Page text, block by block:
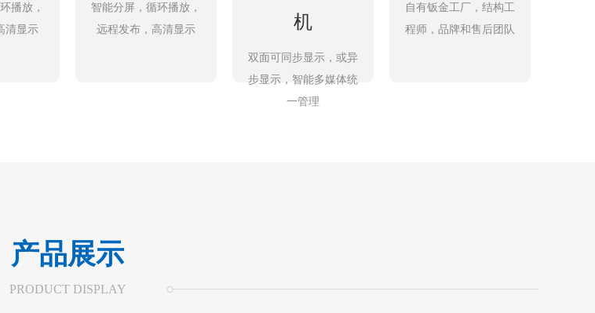
播放，
清显示
智能分屏，循环播放，
远程发布，高清显示
机
双面可同步显示，或异
步显示，智能多媒体统
一管理
自有钣金工厂，结构工
程师，品牌和售后团队
产品展示
PRODUCT DISPLAY